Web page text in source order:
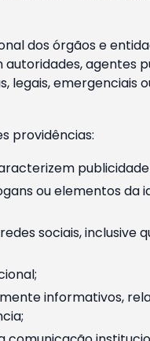
dos órgãos e
agentes
emergenciais
providências:
ou elementos da
sociais, inclusive
informativos,